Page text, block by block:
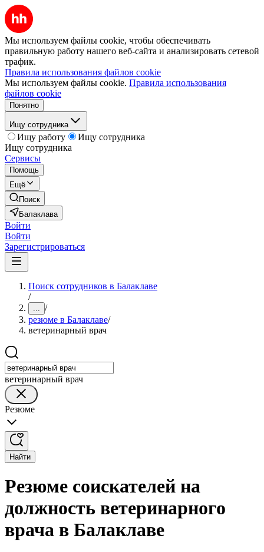
Мы используем файлы cookie, чтобы обеспечивать
правильную работу нашего веб-сайта и анализировать сетевой
трафик.
Правила использования файлов cookie
Мы используем файлы cookie. Правила использования
файлов cookie
Понятно
Ищу сотрудника
Ищу работу
Ищу сотрудника
Ищу сотрудника
Сервисы
Помощь
Ещё
Поиск
Балаклава
Войти
Войти
Зарегистрироваться
Поиск сотрудников в Балаклаве
/
... /
резюме в Балаклаве/
ветеринарный врач
ветеринарный врач
Резюме
Найти
Резюме соискателей на
должность ветеринарного
врача в Балаклаве